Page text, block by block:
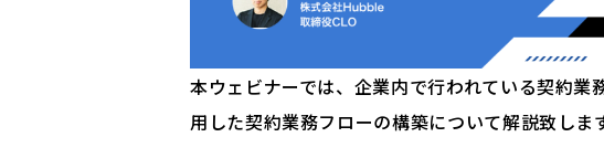
本ウェビナーでは、企業内で行われている契約業
用した契約業務フローの構築について解説致しま